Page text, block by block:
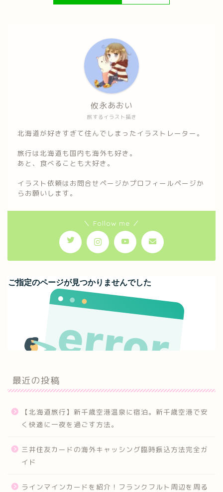
旅するイラスト描き
攸永あおい
北海道が好きすぎて住んでしまったイラストレーター。
旅行は北海道も国内も海外も好き。
あと、食べることも大好き。
イラスト依頼はお問合せページかプロフィールページか
らお願いします。
＼ Follow me ／
最近の投稿
【北海道旅行】新千歳空港温泉に宿泊。新千歳空港で安
く快適に一夜を過ごす方法。
三井住友カードの海外キャッシング臨時振込方法完全ガ
イド
ラインマインカードを紹介！フランクフルト周辺を周る